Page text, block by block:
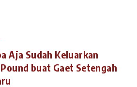
Aja Sudah Keluarkan
buat Gaet Setengah